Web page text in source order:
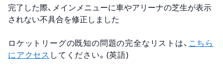
完了した際、メインメニューに車やアリーナの芝生が表示
されない不具合を修正しました
ロケットリーグの既知の問題の完全なリストは、
こちら
にアクセス してください。(英語)